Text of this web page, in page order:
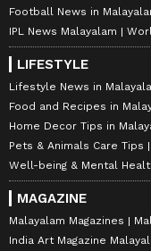
Football News in
IPL News Malayalam
LIFESTYLE
Lifestyle News in
Food and Recipes in
Home Decor Tips in
Pets & Animals Care Tips
Well-being & Mental
MAGAZINE
Malayalam Magazines
India Art Magazine